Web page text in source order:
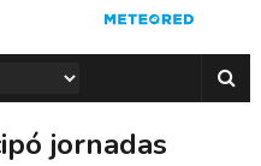
jornadas